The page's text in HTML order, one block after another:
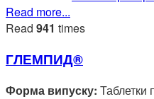
Read more...
Read 941 times
ГЛЕМПИД®
Форма випуску: Таблетки